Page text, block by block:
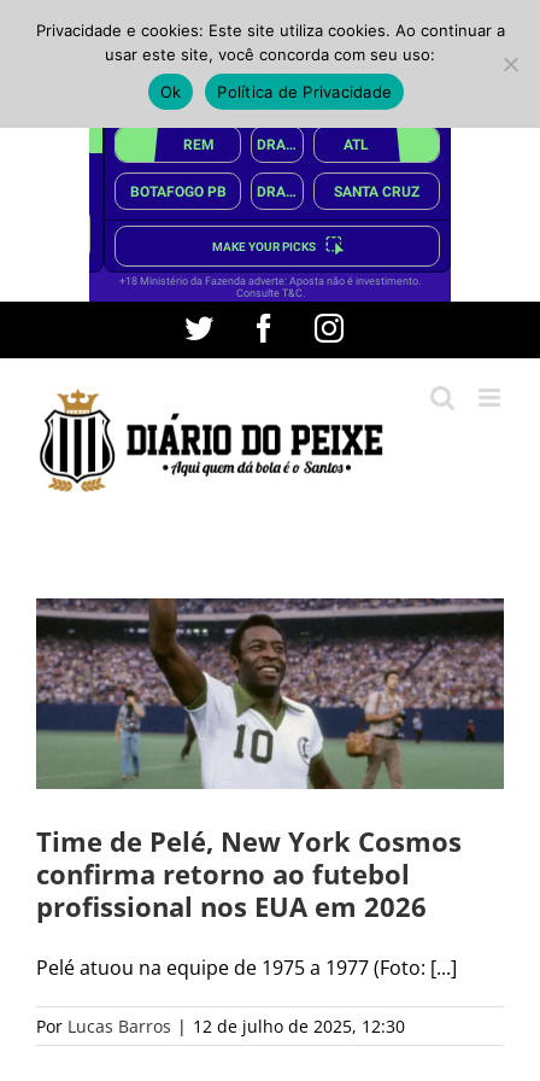
conteúdo
Twitter FacebookInstagram
Time de Pelé, New York Cosmos
confirma retorno ao futebol
profissional nos EUA em 2026
Pelé atuou na equipe de 1975 a 1977 (Foto: [...]
Por Lucas Barros | 12 de julho de 2025, 12:30
Privacidade e cookies: Este site utiliza cookies. Ao continuar a
usar este site, você concorda com seu uso:
Ok
Política de Privacidade